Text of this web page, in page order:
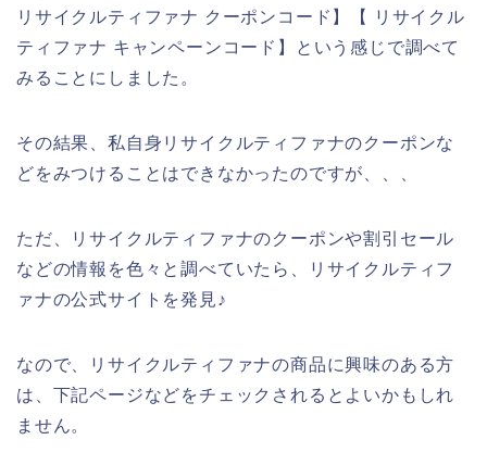
リサイクルティファナ クーポンコード】【 リサイクル
ティファナ キャンペーンコード】という感じで調べて
みることにしました。
その結果、私自身リサイクルティファナのクーポンな
どをみつけることはできなかったのですが、、、
ただ、リサイクルティファナのクーポンや割引セール
などの情報を色々と調べていたら、リサイクルティフ
ァナの公式サイトを発見♪
なので、リサイクルティファナの商品に興味のある方
は、下記ページなどをチェックされるとよいかもしれ
ません。